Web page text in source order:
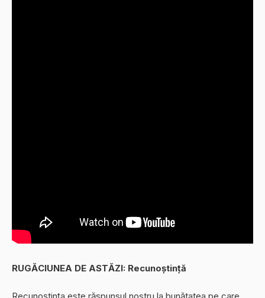
RUGĂCIUNEA DE ASTĂZI: Recunoștință